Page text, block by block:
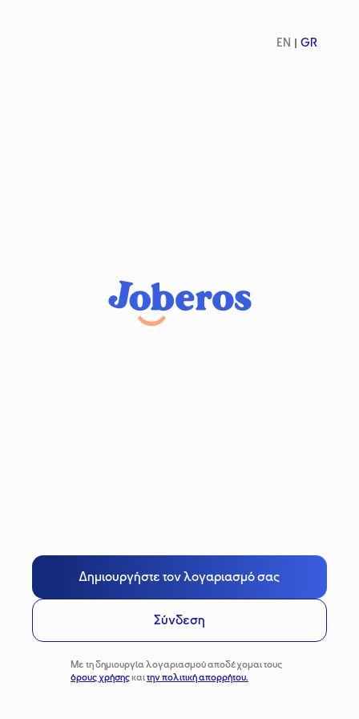
EN GR
Δημιουργήστε τον λογαριασμό σας
Σύνδεση
Με τη δημιουργία λογαριασμού αποδέχομαι τους
όρους χρήσηςκαιτην πολιτική απορρήτου.